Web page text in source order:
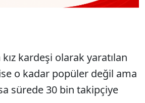
kız kardeşi olarak yaratılan
o kadar popüler değil ama
sürede 30 bin takipçiye